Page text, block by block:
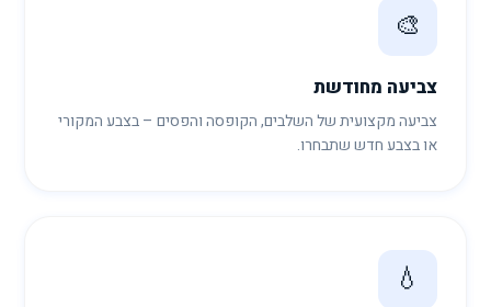
🎨
צביעה מחודשת
צביעה מקצועית של השלבים, הקופסה והפסים – בצבע המקורי
או בצבע חדש שתבחרו.
💧